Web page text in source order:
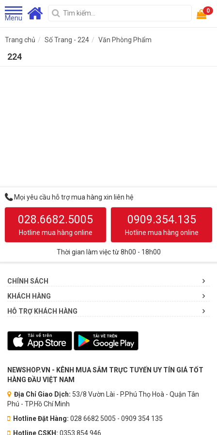
Menu
0
Trang chủ Số Trang - 224 Văn Phòng Phẩm
224
Mọi yêu cầu hỗ trợ mua hàng xin liên hệ
028.6682.5005
Hotline mua hàng online
0909.354.135
Hotline mua hàng online
Thời gian làm việc từ 8h00 - 18h00
CHÍNH SÁCH
KHÁCH HÀNG
HỖ TRỢ KHÁCH HÀNG
NEWSHOP.VN - KÊNH MUA SẮM TRỰC TUYẾN UY TÍN GIÁ TỐT
HÀNG ĐẦU VIỆT NAM
Địa Chỉ Giao Dịch: 53/8 Vườn Lài - P.Phú Thọ Hoà - Quận Tân
Phú - TP.Hồ Chí Minh
Hotline Đặt Hàng: 028 6682 5005 - 0909 354 135
Hotline CSKH: 0353.854.946